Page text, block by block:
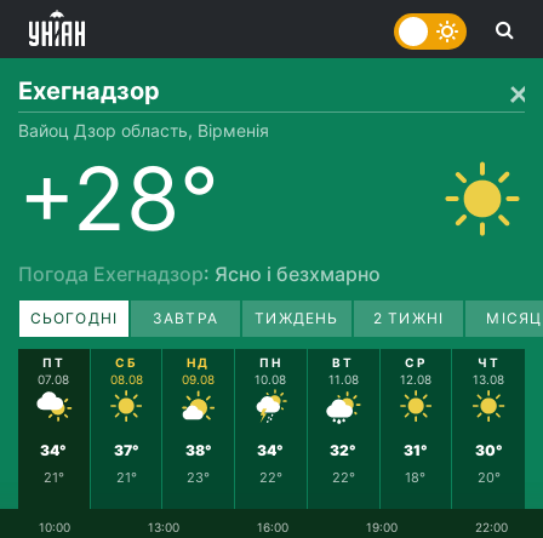
Ехегнадзор
Вайоц Дзор область, Вірменія
+28°
Погода Ехегнадзор: Ясно і безхмарно
СЬОГОДНІ ЗАВТРА ТИЖДЕНЬ 2 ТИЖНІ
ПТ
07.08
34°
21°
СБ
08.08
37°
21°
НД
09.08
38°
23°
ПН
10.08
34°
22°
ВТ
11.08
32°
22°
СР
12.08
31°
18°
ЧТ
13.08
30°
20°
10:00 13:00 16:00 19:00 22:00